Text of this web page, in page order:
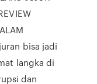
bisa jadi
langka di
dan